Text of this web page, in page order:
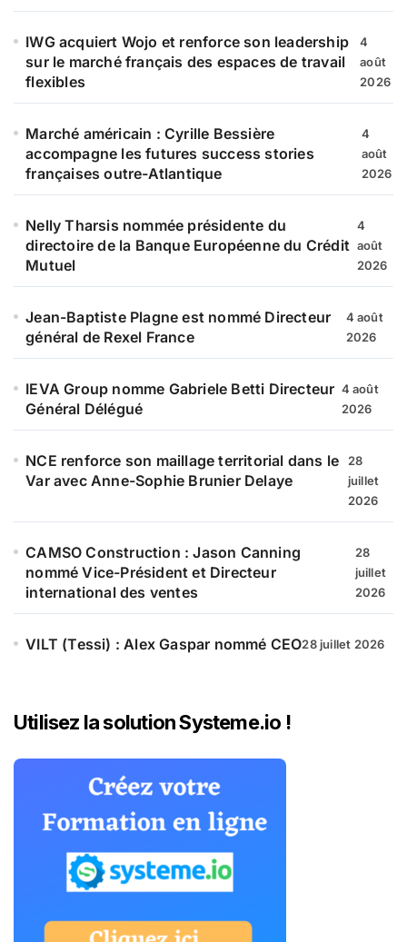
IWG acquiert Wojo et renforce son leadership
sur le marché français des espaces de travail
flexibles
4
août
2026
Marché américain : Cyrille Bessière
accompagne les futures success stories
françaises outre-Atlantique
4
août
2026
Nelly Tharsis nommée présidente du
directoire de la Banque Européenne du Crédit
Mutuel
4
août
2026
Jean-Baptiste Plagne est nommé Directeur
général de Rexel France
4 août
2026
IEVA Group nomme Gabriele Betti Directeur
Général Délégué
4 août
2026
NCE renforce son maillage territorial dans le
Var avec Anne-Sophie Brunier Delaye
28
juillet
2026
CAMSO Construction : Jason Canning
nommé Vice-Président et Directeur
international des ventes
28
juillet
2026
VILT (Tessi) : Alex Gaspar nommé CEO28 juillet 2026
Utilisez la solution Systeme.io !